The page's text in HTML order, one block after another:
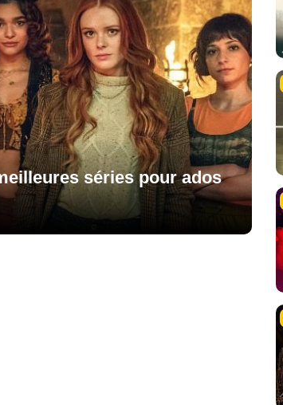
séries pour ados